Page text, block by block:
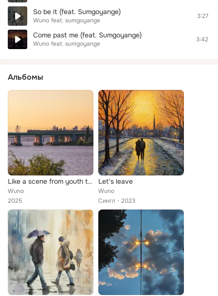
So be it (feat. Sumgoyange)
Wuno feat. sumgoyange
3:27
Come past me (feat. Sumgoyange)
Wuno feat. sumgoyange
3:42
Альбомы
Like a scene from youth that passes by
Wuno
2025
Let's leave
Wuno
Сингл
2023